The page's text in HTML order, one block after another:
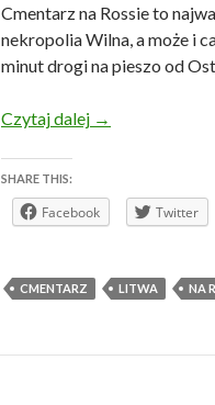
Cmentarz na Rossie to
nekropolia Wilna, a może i
minut drogi na pieszo od
Czytaj dalej Wileńskie
→
SHARE THIS:
Facebook Twitter
CMENTARZ LITWA NA